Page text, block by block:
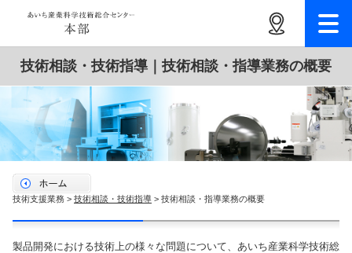
技術相談・技術指導｜技術相談・指導業務の概要
技術支援業務 > 技術相談・技術指導 > 技術相談・指導業務の概要
製品開発における技術上の様々な問題について、あいち産業科学技術総